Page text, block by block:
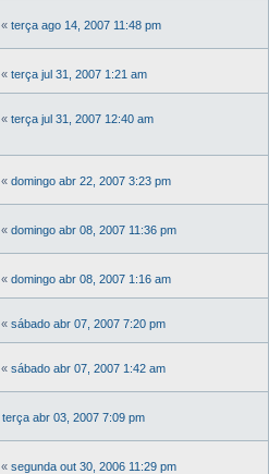
« terça ago 14, 2007 11:48 pm
« terça jul 31, 2007 1:21 am
« terça jul 31, 2007 12:40 am
« domingo abr 22, 2007 3:23 pm
« domingo abr 08, 2007 11:36 pm
« domingo abr 08, 2007 1:16 am
« sábado abr 07, 2007 7:20 pm
« sábado abr 07, 2007 1:42 am
terça abr 03, 2007 7:09 pm
« segunda out 30, 2006 11:29 pm